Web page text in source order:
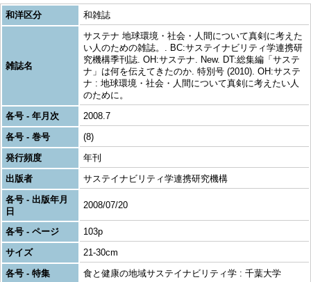
和洋区分 和雑誌
雑誌名
サステナ 地球環境・社会・人間について真剣に考えた
い人のための雑誌。. BC:サステイナビリティ学連携研
究機構季刊誌. OH:サステナ. New. DT:総集編「サステ
ナ」は何を伝えてきたのか. 特別号 (2010). OH:サステ
ナ : 地球環境・社会・人間について真剣に考えたい人
のために。
各号 - 年月次
2008.7
各号 - 巻号
(8)
発行頻度
年刊
出版者
サステイナビリティ学連携研究機構
各号 - 出版年月
日
2008/07/20
各号 - ページ
103p
サイズ
21-30cm
各号 - 特集
食と健康の地域サステイナビリティ学 : 千葉大学